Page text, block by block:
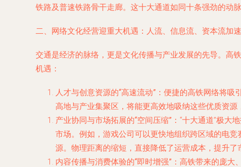
铁路及普速铁路骨干走廊。这十大通道如同十条强劲的动
二、网络文化经营迎重大机遇：人流、信息流、资本流加
交通是经济的脉络，更是文化传播与产业发展的先导。高
机遇：
人才与创意资源的“高速流动” ：便捷的高铁网络将
高地与产业集聚区，将能更高效地吸纳这些优质资源
产业协同与市场拓展的“空间压缩” ：“十大通道”极
市场。例如，游戏公司可以更快地组织跨区域的电
源。物理距离的缩短，直接降低了运营成本，提升了
内容传播与消费体验的“即时增强” ：高铁带来的庞大